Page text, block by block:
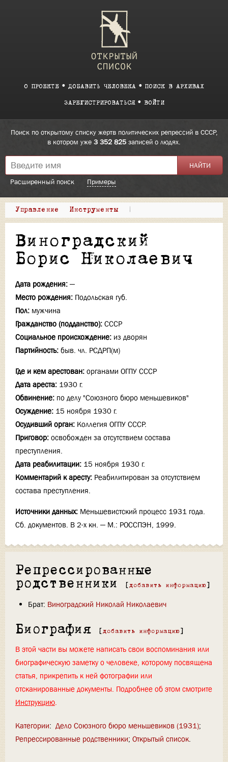
О ПРОЕКТЕ ДОБАВИТЬ ЧЕЛОВЕКА ПОИСК В АРХИВАХ
ЗАРЕГИСТРИРОВАТЬСЯ ВОЙТИ
Поиск по открытому списку жертв политических репрессий в СССР,
в котором уже 3 352 825 записей о людях.
Расширенный поиск Примеры
Управление Инструменты |
Виноградский
Борис Николаевич
Дата рождения: —
Место рождения: Подольская губ.
Пол: мужчина
Гражданство (подданство): СССР
Социальное происхождение: из дворян
Партийность: быв. чл. РСДРП(м)
Где и кем арестован: органами ОГПУ СССР
Дата ареста: 1930 г.
Обвинение: по делу "Союзного бюро меньшевиков"
Осуждение: 15 ноября 1930 г.
Осудивший орган: Коллегия ОГПУ СССР.
Приговор: освобожден за отсутствием состава
преступления.
Дата реабилитации: 15 ноября 1930 г.
Комментарий к аресту: Реабилитирован за отсутствием
состава преступления.
Источники данных: Меньшевистский процесс 1931 года.
Сб. документов. В 2-х кн. — М.: РОССПЭН, 1999.
Репрессированные
родственники
[ добавить информацию ]
Брат: Виноградский Николай Николаевич
Биография [ добавить информацию ]
В этой части вы можете написать свои воспоминания или
биографическую заметку о человеке, которому посвящена
статья, прикрепить к ней фотографии или
отсканированные документы. Подробнее об этом смотрите
Инструкцию.
Категории: Дело Союзного бюро меньшевиков (1931)
Репрессированные родственники Открытый список